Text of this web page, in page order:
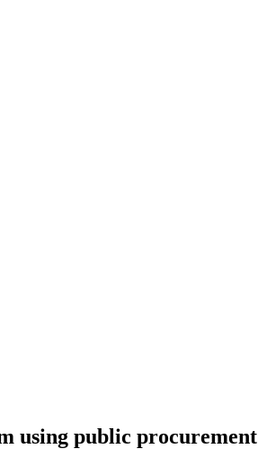
using public procurement